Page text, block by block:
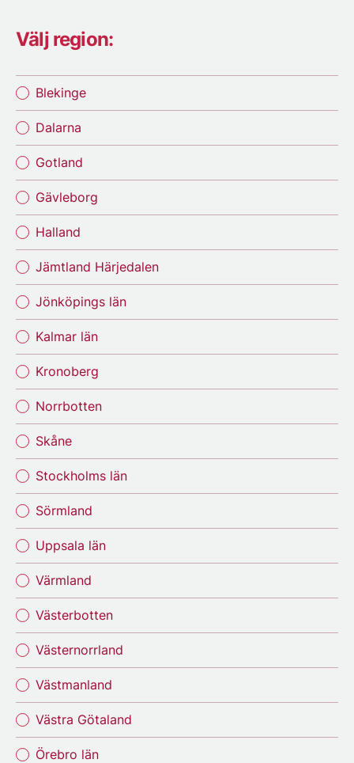
Välj region:
Blekinge
Dalarna
Gotland
Gävleborg
Halland
Jämtland Härjedalen
Jönköpings län
Kalmar län
Kronoberg
Norrbotten
Skåne
Stockholms län
Sörmland
Uppsala län
Värmland
Västerbotten
Västernorrland
Västmanland
Västra Götaland
Örebro län